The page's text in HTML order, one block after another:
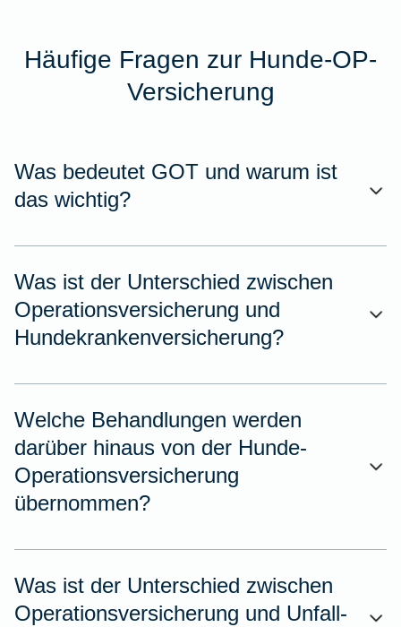
Häufige Fragen zur Hunde-OP-
Versicherung
Was bedeutet GOT und warum ist
das wichtig?
Was ist der Unterschied zwischen
Operationsversicherung und
Hundekrankenversicherung?
Welche Behandlungen werden
darüber hinaus von der Hunde-
Operationsversicherung
übernommen?
Was ist der Unterschied zwischen
Operationsversicherung und Unfall-